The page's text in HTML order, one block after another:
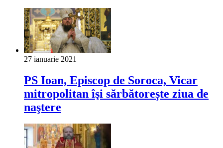
27 ianuarie 2021
PS Ioan, Episcop de Soroca, Vicar
mitropolitan îşi sărbătorește ziua de
naştere